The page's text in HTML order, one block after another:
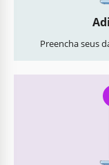
Preencha seus